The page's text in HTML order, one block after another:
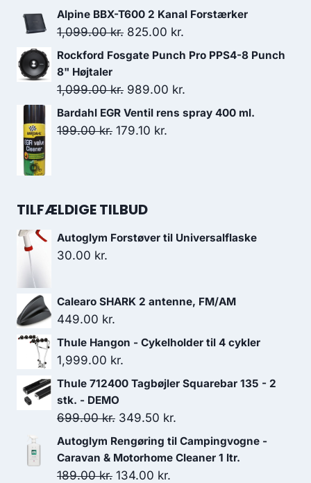
399.00 kr.. 359.10 kr..
oprindelige
pris
59.95 kr..
aktuelle
pris
Alpine BBX-T600 2 Kanal Forstærker
1,099.00kr. Den
oprindelige
var:
1,099.00 kr..
825.00 kr.
aktuelle
825.00 kr..
Rockford Fosgate Punch Pro PPS4-8 Punch
8" Højtaler
1,099.00kr. Den
oprindelige
pris
989.00 kr.
aktuelle
Bardahl EGR Ventil rens spray 400 ml.
199.00kr. Den
199.00 kr..
179.10 kr.
TILFÆLDIGE TILBUD
Autoglym Forstøver til Universalflaske
30.00 kr.
Calearo SHARK 2 antenne, FM/AM
449.00 kr.
Thule Hangon - Cykelholder til 4 cykler
1,999.00 kr.
Thule 712400 Tagbøjler Squarebar 135 - 2
stk. - DEMO
699.00kr. Den
oprindelige
pris
var:
349.50 kr.
aktuelle
pris
Autoglym Rengøring til Campingvogne -
Caravan & Motorhome Cleaner 1 ltr.
189.00kr. Den
134.00 kr.